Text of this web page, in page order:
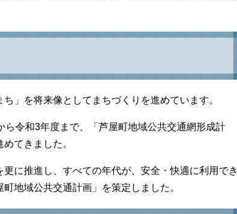
を将来像としてまちづくりを進めています。
令和3年度まで、「芦屋町地域公共交通網形成計
てきました。
に推進し、すべての年代が、安全・快適に利用でき
地域公共交通計画」を策定しました。